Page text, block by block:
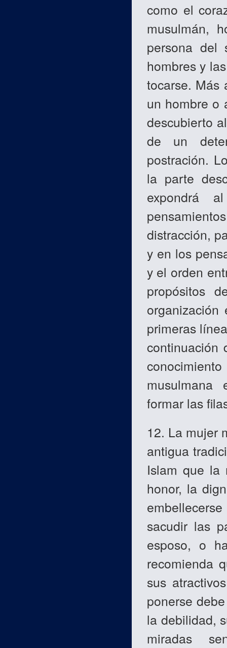
como el
musulmán,
persona del
hombres y
tocarse. Más
un hombre o
descubierto
de un
postración.
la parte
expondrá
distracción,
y en los
y el orden
propósitos
primeras
continuación
musulmana
formar las
12. La mujer
antigua
Islam que la
honor, la
sacudir las
esposo, o
recomienda
sus
ponerse
la debilidad,
miradas